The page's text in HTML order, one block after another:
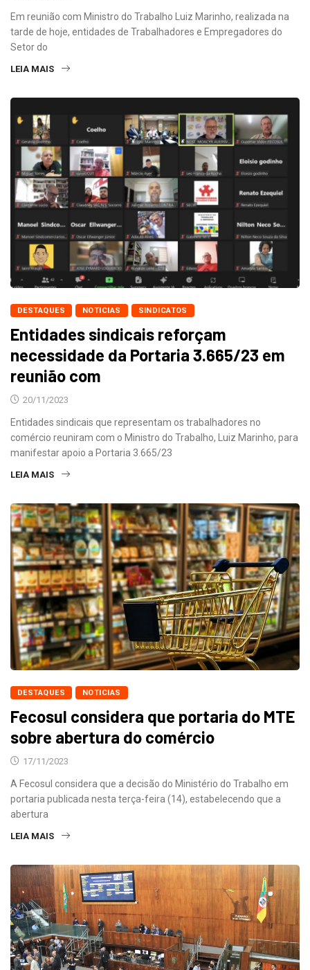
Em reunião com Ministro do Trabalho Luiz Marinho, realizada na
tarde de hoje, entidades de Trabalhadores e Empregadores do
Setor do
LEIA MAIS
DESTAQUES NOTICIAS SINDICATOS
Entidades sindicais reforçam
necessidade da Portaria 3.665/23 em
reunião com
20/11/2023
Entidades sindicais que representam os trabalhadores no
comércio reuniram com o Ministro do Trabalho, Luiz Marinho, para
manifestar apoio a Portaria 3.665/23
LEIA MAIS
DESTAQUES NOTICIAS
Fecosul considera que portaria do MTE
sobre abertura do comércio
17/11/2023
A Fecosul considera que a decisão do Ministério do Trabalho em
portaria publicada nesta terça-feira (14), estabelecendo que a
abertura
LEIA MAIS